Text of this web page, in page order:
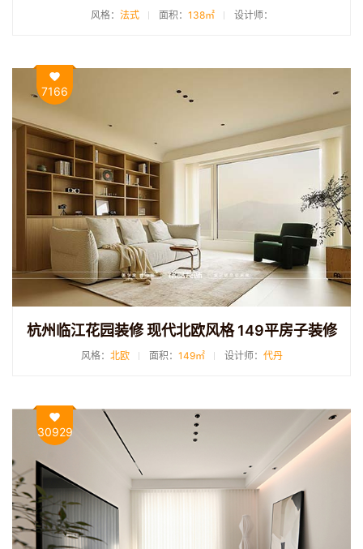
风格： 法式 面积： 138㎡ 设计师：
7166
杭州临江花园装修 现代北欧风格 149平房子装修
风格： 北欧 面积： 149㎡ 设计师： 代丹
30929